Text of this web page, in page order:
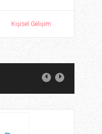
Kişisel Gelişim